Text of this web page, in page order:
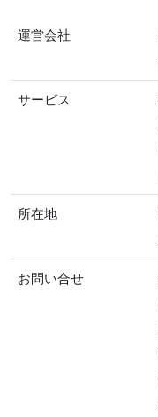
運営会社
サービス
所在地
お問い合せ